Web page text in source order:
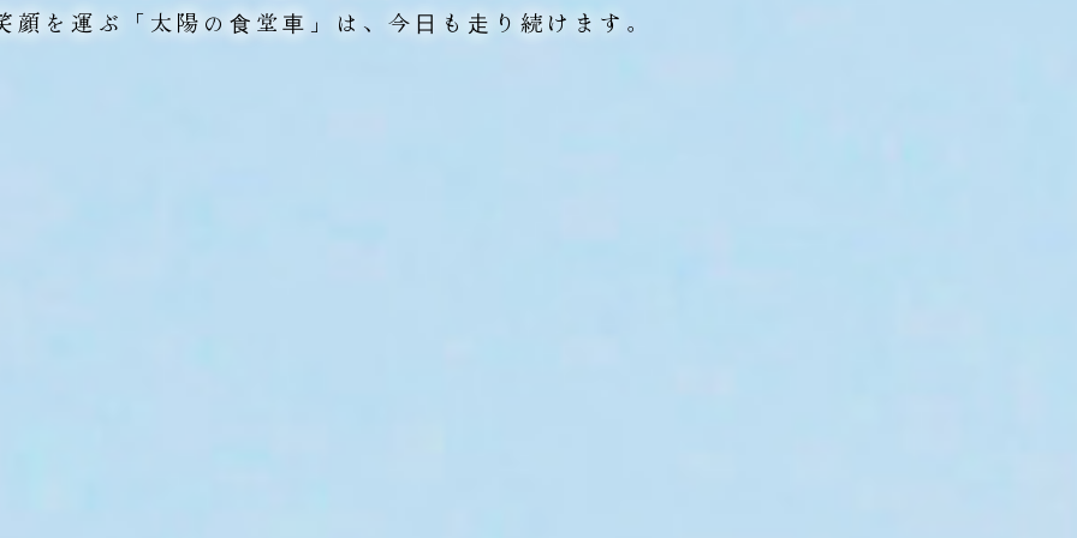
顔を運ぶ「太陽の⾷堂⾞」は、 今⽇も⾛り続けます。